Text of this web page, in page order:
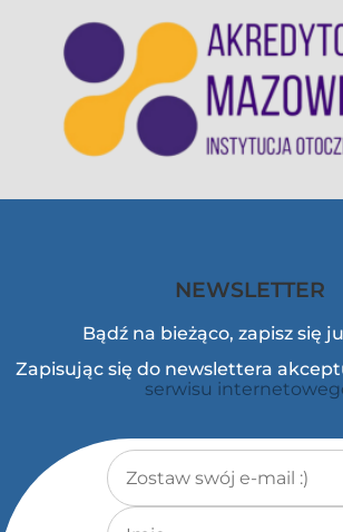
NEWSLETTER
Bądź na bieżąco, zapisz się
Zapisując się do newslettera
serwisu
Adres e-mail*
Imię